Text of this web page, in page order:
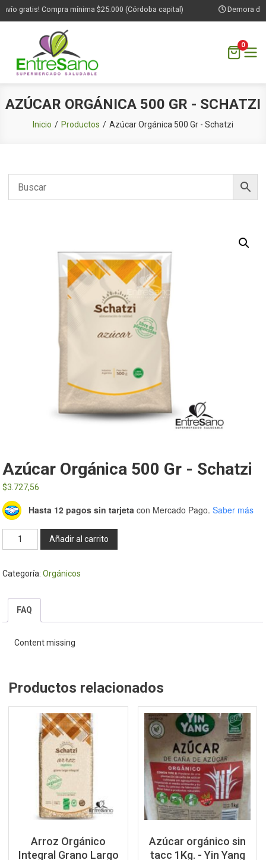
gratis! Compra mínima $25.000 (Córdoba capital) Demora de
contenido
0
AZÚCAR ORGÁNICA 500 GR - SCHATZI
Inicio Productos Azúcar Orgánica 500 Gr - Schatzi
Azúcar Orgánica 500 Gr - Schatzi
$3.727,56
Hasta 12 pagos sin tarjeta con Mercado Pago. Saber más
Azúcar
Orgánica
Schatzi
cantidad
Añadir al carrito
Categoría:Orgánicos
FAQ
Content missing
Productos relacionados
Arroz Orgánico
Integral Grano Largo
Azúcar orgánico sin
tacc 1Kg. - Yin Yang